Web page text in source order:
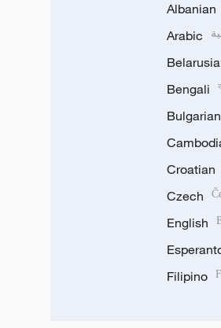
Albanian
Arabic
Bengali
Bulgarian
Croatian
Czech
English
Filipino